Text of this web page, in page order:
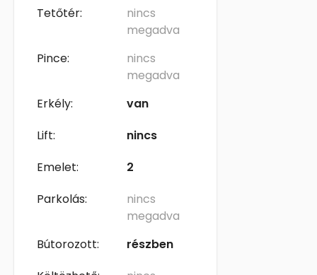
Tetőtér:
nincs
megadva
Pince:
nincs
megadva
Erkély:
van
Lift:
nincs
Emelet:
2
Parkolás:
nincs
megadva
Bútorozott:
részben